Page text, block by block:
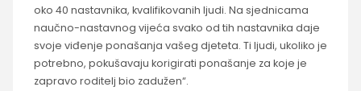
oko 40 nastavnika, kvalifikovanih ljudi. Na sjednicama
naučno-nastavnog vijeća svako od tih nastavnika daje
svoje viđenje ponašanja vašeg djeteta. Ti ljudi, ukoliko je
potrebno, pokušavaju korigirati ponašanje za koje je
zapravo roditelj bio zadužen“.